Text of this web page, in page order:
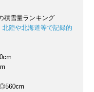
積雪量ランキング
北陸や北海道等で記録的
◎560cm